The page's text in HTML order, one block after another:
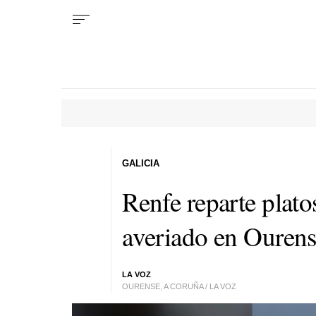
Renfe reparte
averiado en
LA VOZ
OURENSE, A CORUÑA / LA VOZ
GALICIA